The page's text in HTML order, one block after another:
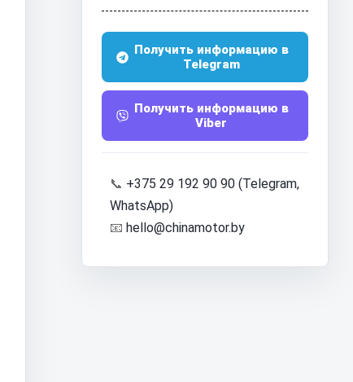
Получить информацию в
Telegram
Получить информацию в
Viber
📞 +375 29 192 90 90 (Telegram,
WhatsApp)
📧 hello@chinamotor.by